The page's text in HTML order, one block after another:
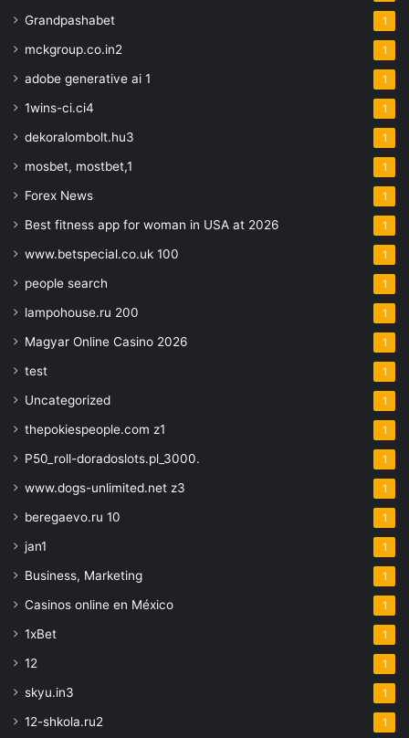
Grandpashabet 1
mckgroup.co.in2 1
adobe generative ai 1 1
1wins-ci.ci4 1
dekoralombolt.hu3 1
mosbet, mostbet,1 1
Forex News 1
Best fitness app for woman in USA at 2026 1
www.betspecial.co.uk 100 1
people search 1
lampohouse.ru 200 1
Magyar Online Casino 2026 1
test 1
Uncategorized 1
thepokiespeople.com z1 1
P50_roll-doradoslots.pl_3000. 1
www.dogs-unlimited.net z3 1
beregaevo.ru 10 1
jan1 1
Business, Marketing 1
Casinos online en México 1
1xBet 1
12 1
skyu.in3 1
12-shkola.ru2 1